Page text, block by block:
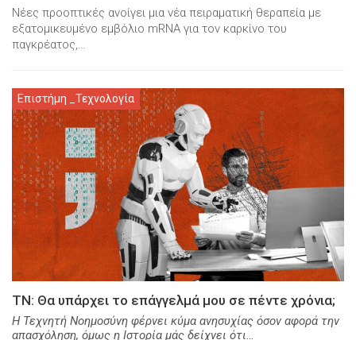
Νέες προοπτικές ανοίγει μια νέα πειραματική θεραπεία με
εξατομικευμένο εμβόλιο mRNA για τον καρκίνο του
παγκρέατος,…
Επιστήμη _Τεχνολογία
ΤΝ: Θα υπάρχει το επάγγελμά μου σε πέντε χρόνια;
Η Τεχνητή Νοημοσύνη φέρνει κύμα ανησυχίας όσον αφορά την
απασχόληση, όμως η Ιστορία μάς δείχνει ότι…